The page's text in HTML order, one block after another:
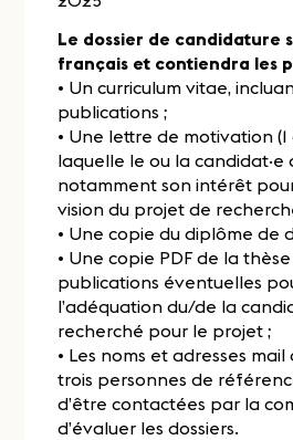
Le dossier de candidature
français et contiendra les
• Un curriculum vitae,
publications ;
• Une lettre de motivation
laquelle le ou la
notamment son intérêt
vision du projet de
• Une copie du diplôme de
• Une copie PDF de la
publications éventuelles
l’adéquation du/de la
recherché pour le projet ;
• Les noms et adresses
trois personnes de
d’être contactées par la
d’évaluer les dossiers.